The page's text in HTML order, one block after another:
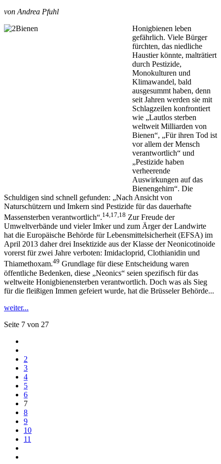
von Andrea Pfuhl
Honigbienen leben
gefährlich. Viele Bürger
fürchten, das niedliche
Haustier könnte, malträtiert
durch Pestizide,
Monokulturen und
Klimawandel, bald
ausgesummt haben, denn
seit Jahren werden sie mit
Schlagzeilen konfrontiert
wie „Lautlos sterben
weltweit Milliarden von
Bienen“, „Für ihren Tod ist
vor allem der Mensch
verantwortlich“ und
„Pestizide haben
verheerende
Auswirkungen auf das
Bienengehirn“. Die
Schuldigen sind schnell gefunden: „Nach Ansicht von
Naturschützern und Imkern sind Pestizide für das dauerhafte
Massensterben verantwortlich“.14,17,18 Zur Freude der
Umweltverbände und vieler Imker und zum Ärger der Landwirte
hat die Europäische Behörde für Lebensmittelsicherheit (EFSA) im
April 2013 daher drei Insektizide aus der Klasse der Neonicotinoide
vorerst für zwei Jahre verboten: Imidacloprid, Clothianidin und
Thiamethoxam.49 Grundlage für diese Entscheidung waren
öffentliche Bedenken, diese „Neonics“ seien spezifisch für das
weltweite Honigbienensterben verantwortlich. Doch was als Sieg
für die fleißigen Immen gefeiert wurde, hat die Brüsseler Behörde...
weiter...
Seite 7 von 27
2
3
4
5
6
7
8
9
10
11